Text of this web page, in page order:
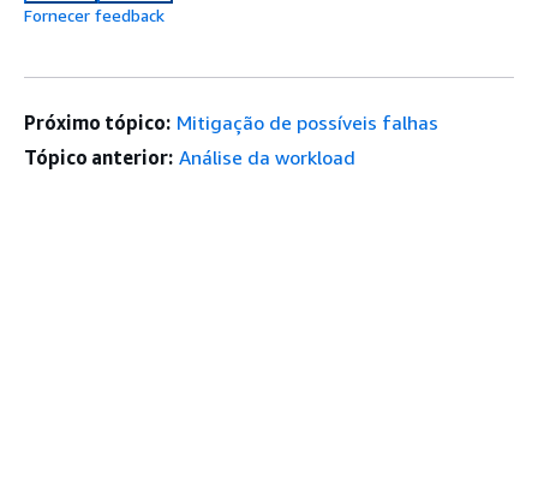
Fornecer feedback
Próximo tópico: Mitigação de possíveis falhas
Tópico anterior: Análise da workload